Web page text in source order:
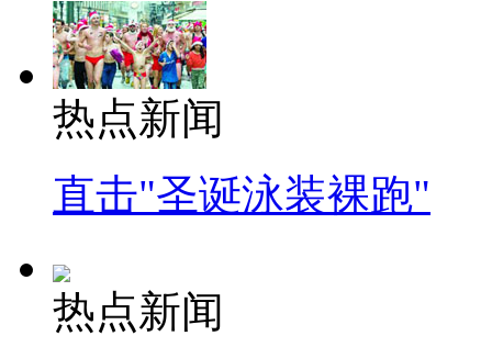
热点新闻
直击"圣诞泳装裸跑"
热点新闻